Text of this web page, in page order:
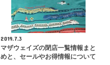
2019.7.3
マザウェイズの閉店一覧情報まと
めと、セールやお得情報について